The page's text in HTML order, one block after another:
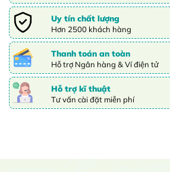
Uy tín chất lượng
Hơn 2500 khách hàng
Thanh toán an toàn
Hỗ trợ Ngân hàng & Ví điện tử
Hỗ trợ kĩ thuật
Tư vấn cài đặt miễn phí